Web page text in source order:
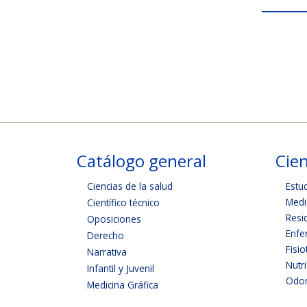
Catálogo general
Ciencias de la salud
Científico técnico
Oposiciones
Derecho
Narrativa
Infantil y Juvenil
Medicina Gráfica